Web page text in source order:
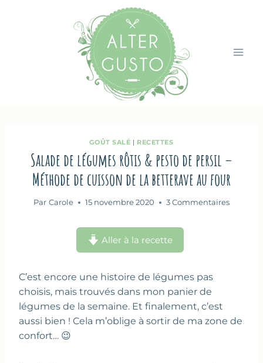
GOÛT SALÉ | RECETTES
Salade de légumes rôtis & pesto de persil –
Méthode de cuisson de la betterave au four
Par Carole 15 novembre 2020 3 Commentaires
Aller à la recette
C’est encore une histoire de légumes pas
choisis, mais trouvés dans mon panier de
légumes de la semaine. Et finalement, c’est
aussi bien ! Cela m’oblige à sortir de ma zone de
confort… 😉